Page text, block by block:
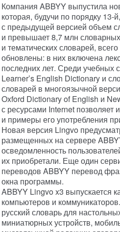
Компания ABBYY выпустила
которая, будучи по порядку
с предыдущей версией объем
и превышает 8,7 млн
и тематических словарей,
обновлены: в них включена
последних лет. Среди
Learner’s English Dictionary и
словарей в многоязычной
Oxford Dictionary of English и
с ресурсами Internet позволяет
и примеры его употребления
Новая версия Lingvo
размещенных на сервере
осведомленность
их приобретали. Еще один
переводов ABBYY перевод
окна программы.
ABBYY Lingvo x3 выпускается
компьютеров и
русский словарь для
миниатюрных устройств,